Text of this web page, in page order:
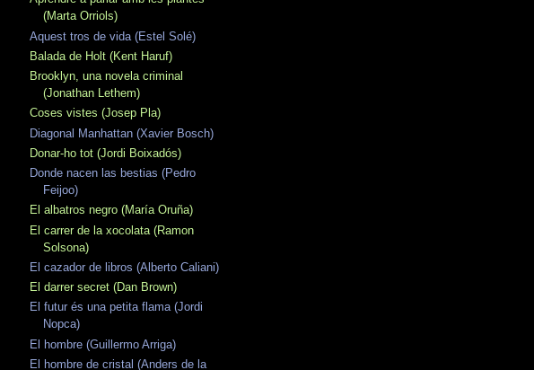
(Marta Orriols)
Aquest tros de vida (Estel Solé)
Balada de Holt (Kent Haruf)
Brooklyn, una novela criminal
(Jonathan Lethem)
Coses vistes (Josep Pla)
Diagonal Manhattan (Xavier Bosch)
Donar-ho tot (Jordi Boixadós)
Donde nacen las bestias (Pedro
Feijoo)
El albatros negro (María Oruña)
El carrer de la xocolata (Ramon
Solsona)
El cazador de libros (Alberto Caliani)
El darrer secret (Dan Brown)
El futur és una petita flama (Jordi
Nopca)
El hombre (Guillermo Arriga)
El hombre de cristal (Anders de la